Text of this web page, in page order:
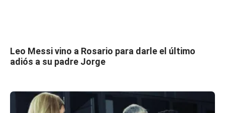
Leo Messi vino a Rosario para darle el último
adiós a su padre Jorge